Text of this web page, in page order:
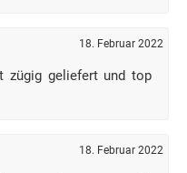
18. Februar 2022
zügig geliefert und top
18. Februar 2022